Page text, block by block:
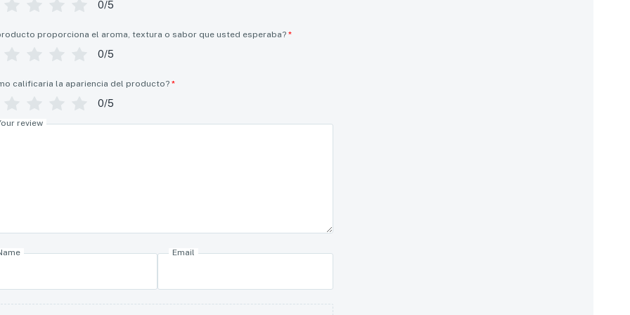
0/5
proporciona el aroma, textura o sabor que usted esperaba? *
0/5
calificaria la apariencia del producto? *
0/5
review
Email